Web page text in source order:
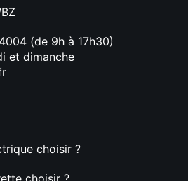
(de 9h à 17h30)
et dimanche
choisir ?
choisir ?